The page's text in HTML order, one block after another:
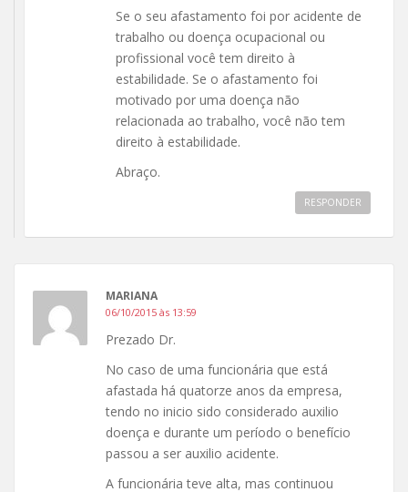
Se o seu afastamento foi por acidente de
trabalho ou doença ocupacional ou
profissional você tem direito à
estabilidade. Se o afastamento foi
motivado por uma doença não
relacionada ao trabalho, você não tem
direito à estabilidade.
Abraço.
RESPONDER
MARIANA
06/10/2015 às 13:59
Prezado Dr.
No caso de uma funcionária que está
afastada há quatorze anos da empresa,
tendo no inicio sido considerado auxilio
doença e durante um período o benefício
passou a ser auxilio acidente.
A funcionária teve alta, mas continuou